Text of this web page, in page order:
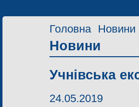
Головна Новини
Новини
Учнівська
24.05.2019